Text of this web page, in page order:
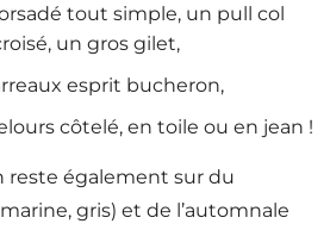
tout simple, un pull col
un gros gilet,
esprit bucheron,
côtelé, en toile ou en jean !
reste également sur du
gris) et de l’automnale